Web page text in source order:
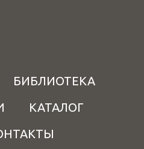
БИБЛИОТЕКА
КАТАЛОГ